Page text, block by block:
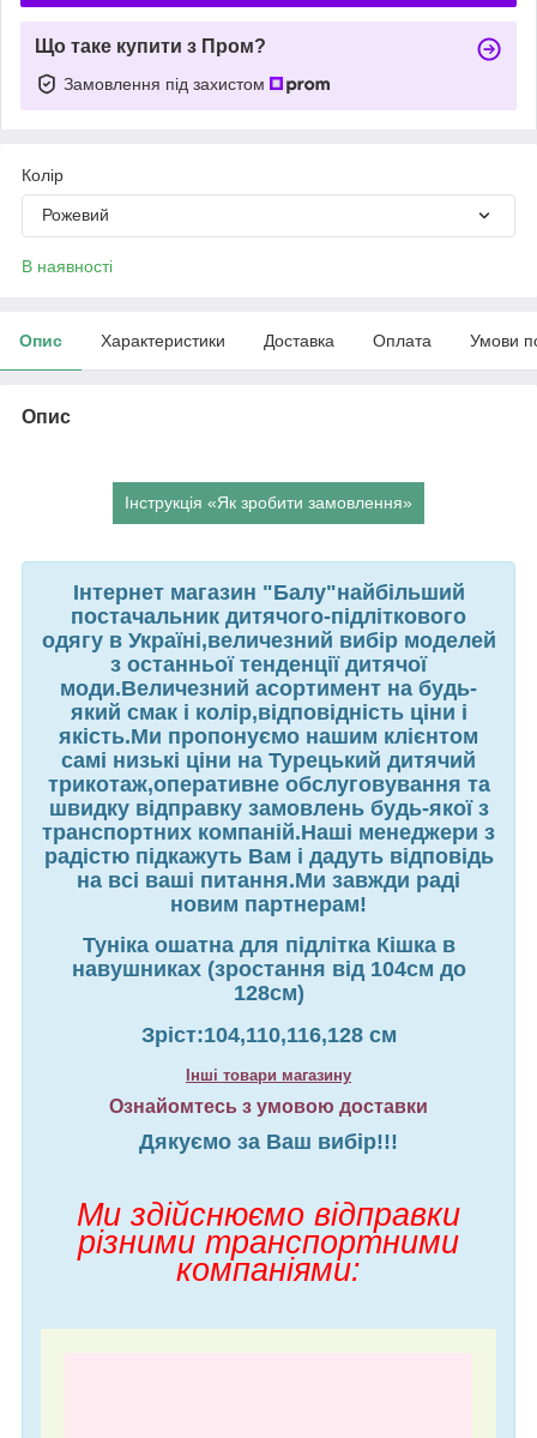
Що таке купити з Пром?
Замовлення під захистом
Колір
Рожевий
В наявності
Опис Характеристики Доставка Оплата Умови
Опис
Інструкція «Як зробити замовлення»
Інтернет магазин "Балу"найбільший
постачальник дитячого-підліткового
одягу в Україні,величезний вибір моделей
з останньої тенденції дитячої
моди.Величезний асортимент на будь-
який смак і колір,відповідність ціни і
якість.Ми пропонуємо нашим клієнтом
самі низькі ціни на Турецький дитячий
трикотаж,оперативне обслуговування та
швидку відправку замовлень будь-якої з
транспортних компаній.Наші менеджери з
радістю підкажуть Вам і дадуть відповідь
на всі ваші питання.Ми завжди раді
новим партнерам!
Туніка ошатна для підлітка Кішка в
навушниках (зростання від 104см до
128см)
Зріст:104,110,116,128 см
Інші товари магазину
Ознайомтесь з умовою доставки
Дякуємо за Ваш вибір!!!
Ми здійснюємо відправки
різними транспортними
компаніями: